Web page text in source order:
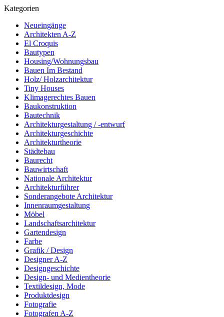
Kategorien
Neueingänge
Architekten A-Z
El Croquis
Bautypen
Housing/Wohnungsbau
Bauen Im Bestand
Holz/ Holzarchitektur
Tiny Houses
Klimagerechtes Bauen
Baukonstruktion
Bautechnik
Architekturgestaltung / -entwurf
Architekturgeschichte
Architekturtheorie
Städtebau
Baurecht
Bauwirtschaft
Nationale Architektur
Architekturführer
Sonderangebote Architektur
Innenraumgestaltung
Möbel
Landschaftsarchitektur
Gartendesign
Farbe
Grafik / Design
Designer A-Z
Designgeschichte
Design- und Medientheorie
Textildesign, Mode
Produktdesign
Fotografie
Fotografen A-Z